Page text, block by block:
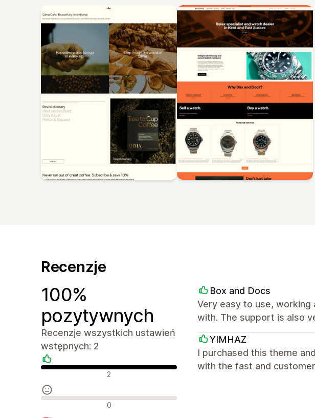
Recenzje
100%
pozytywnych
Recenzje wszystkich ustawień
wstępnych: 2
Pozytywne recenzje
2
Neutralne recenzje
0
Box and Docs
Very easy to use,
with. The support is also
YIMHAZ
I purchased this theme
with the fast and